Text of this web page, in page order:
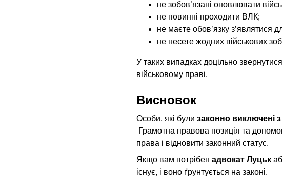
не зобов’язані оновлювати
не повинні проходити ВЛК;
не маєте обов’язку з’являтися
не несете жодних військових
У таких випадках доцільно
військовому праві.
Висновок
Особи, які були законно виключені
Грамотна правова позиція та
права і відновити законний статус.
Якщо вам потрібен адвокат Луцьк
існує, і воно ґрунтується на законі.